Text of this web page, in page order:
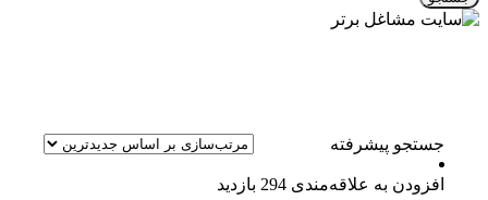
جستجو پیشرفته
افزودن به علاقه‌مندی 294 بازدید